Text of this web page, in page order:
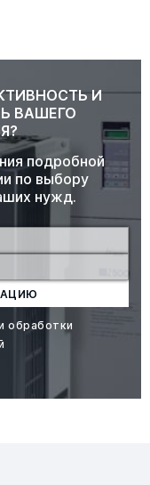
И
ВАШЕГО
подробной
по выбору
нужд.
обработки